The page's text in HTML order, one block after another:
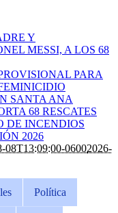
Y
MESSI, A LOS 68
PARA
SANTA ANA
68 RESCATES
DE INCENDIOS
2026
08T13:09:00-06002026-
Política